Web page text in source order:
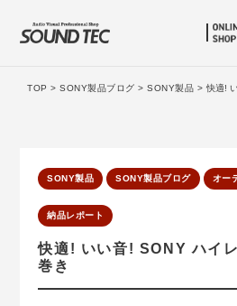
TOP >SONY製品ブログ >SONY製品 > 快適!
SONY製品 SONY製品ブログ オー
納品レポート
快適! いい音! SONY ハイ
巻き